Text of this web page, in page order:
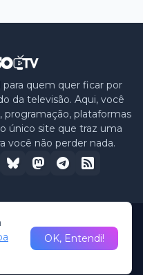
para quem quer ficar por
da televisão. Aqui, você
programação, plataformas
único site que traz uma
você não perder nada.
Privacidade Contato
OK, Entendi!